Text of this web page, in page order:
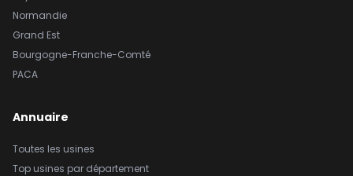
Normandie
Grand Est
Bourgogne-Franche-Comté
PACA
Annuaire
Toutes les usines
Top usines par département